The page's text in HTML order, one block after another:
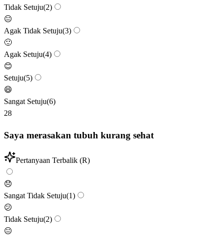
Tidak Setuju(2)
😐
Agak Tidak Setuju(3)
🙂
Agak Setuju(4)
😊
Setuju(5)
😄
Sangat Setuju(6)
28
Saya merasakan tubuh kurang sehat
Pertanyaan Terbalik (R)
😞
Sangat Tidak Setuju(1)
😕
Tidak Setuju(2)
😐